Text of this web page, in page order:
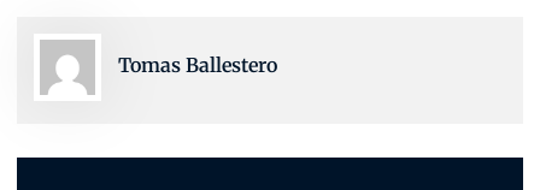
Tomas Ballestero